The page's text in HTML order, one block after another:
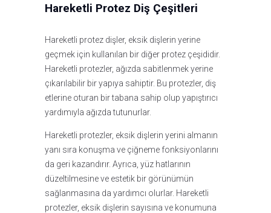
Hareketli Protez Diş Çeşitleri
Hareketli protez dişler, eksik dişlerin yerine
geçmek için kullanılan bir diğer protez çeşididir.
Hareketli protezler, ağızda sabitlenmek yerine
çıkarılabilir bir yapıya sahiptir. Bu protezler, diş
etlerine oturan bir tabana sahip olup yapıştırıcı
yardımıyla ağızda tutunurlar.
Hareketli protezler, eksik dişlerin yerini almanın
yanı sıra konuşma ve çiğneme fonksiyonlarını
da geri kazandırır. Ayrıca, yüz hatlarının
düzeltilmesine ve estetik bir görünümün
sağlanmasına da yardımcı olurlar. Hareketli
protezler, eksik dişlerin sayısına ve konumuna